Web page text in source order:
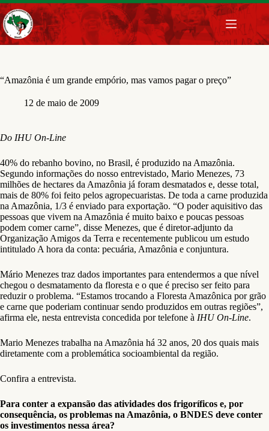
Pular
para
o
conteúdo
“Amazônia é um grande empório, mas vamos pagar o preço”
12 de maio de 2009
Do IHU On-Line
40% do rebanho bovino, no Brasil, é produzido na Amazônia.
Segundo informações do nosso entrevistado, Mario Menezes, 73
milhões de hectares da Amazônia já foram desmatados e, desse total,
mais de 80% foi feito pelos agropecuaristas. De toda a carne produzida
na Amazônia, 1/3 é enviado para exportação. “O poder aquisitivo das
pessoas que vivem na Amazônia é muito baixo e poucas pessoas
podem comer carne”, disse Menezes, que é diretor-adjunto da
Organização Amigos da Terra e recentemente publicou um estudo
intitulado A hora da conta: pecuária, Amazônia e conjuntura.
Mário Menezes traz dados importantes para entendermos a que nível
chegou o desmatamento da floresta e o que é preciso ser feito para
reduzir o problema. “Estamos trocando a Floresta Amazônica por grão
e carne que poderiam continuar sendo produzidos em outras regiões”,
afirma ele, nesta entrevista concedida por telefone à IHU On-Line.
Mario Menezes trabalha na Amazônia há 32 anos, 20 dos quais mais
diretamente com a problemática socioambiental da região.
Confira a entrevista.
Para conter a expansão das atividades dos frigoríficos e, por
consequência, os problemas na Amazônia, o BNDES deve conter
os investimentos nessa área?